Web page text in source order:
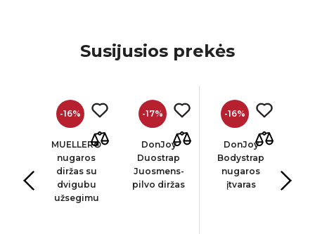
Susijusios prekės
-16%
MUELLER®
nugaros
diržas su
dvigubu
užsegimu
-17%
DonJoy
Duostrap
Juosmens-
pilvo diržas
-16%
DonJoy
Bodystrap
nugaros
įtvaras